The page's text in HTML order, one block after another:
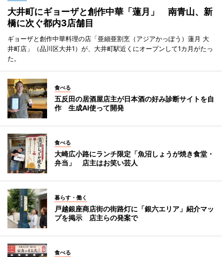
大井町にギョーザと創作中華「蓮月」 南青山、新
橋に次ぐ都内3店舗目
ギョーザと創作中華料理の店「亜細亜割烹（アジアかっぽう）蓮月 大
井町店」（品川区大井1）が、大井町駅近くにオープンして1カ月がたっ
た。
食べる
五反田の居酒屋店主が日本酒の好み診断サイトを自
作 生成AI使って開発
食べる
大崎広小路にランチ限定「魚沼しょうが焼き食堂・
弁当」 店主はお笑い芸人
暮らす・働く
戸越銀座商店街の街路灯に「銀六エリア」紹介マッ
プを掲示 店主らの発案で
食べる